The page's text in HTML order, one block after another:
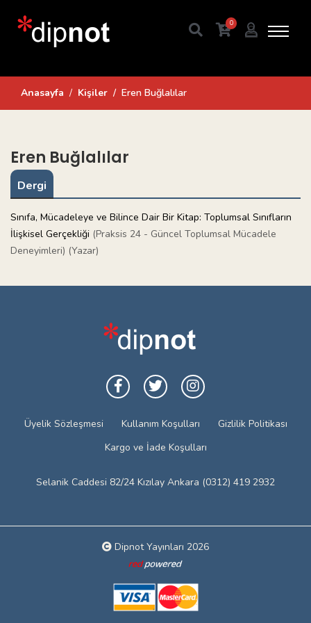
0
Anasayfa Kişiler Eren Buğlalılar
Eren Buğlalılar
Dergi
Sınıfa, Mücadeleye ve Bilince Dair Bir Kitap: Toplumsal Sınıfların
İlişkisel Gerçekliği (Praksis 24 - Güncel Toplumsal Mücadele
Deneyimleri) (Yazar)
Üyelik Sözleşmesi Kullanım Koşulları
Gizlilik Politikası
Kargo ve İade Koşulları
Selanik Caddesi 82/24 Kızılay Ankara (0312) 419 2932
Dipnot Yayınları 2026